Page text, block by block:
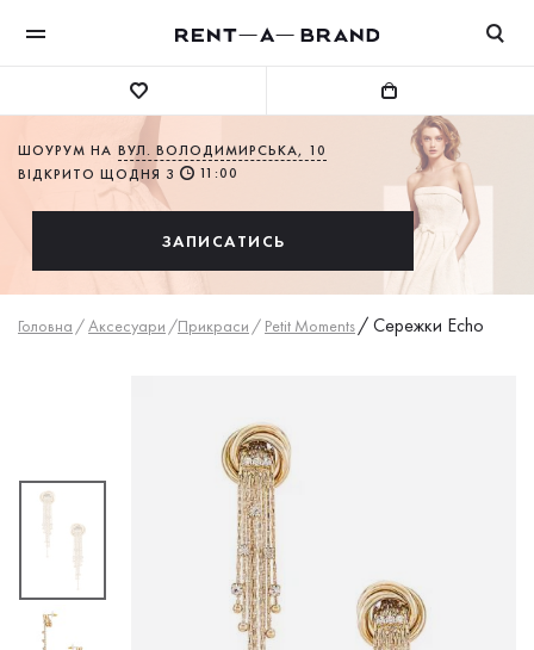
ШОУРУМ НА ВУЛ. ВОЛОДИМИРСЬКА, 10
ВІДКРИТО ЩОДНЯ З
11:00
ЗАПИСАТИСЬ
Головна /Аксесуари /Прикраси / Petit Moments/Сережки Echo